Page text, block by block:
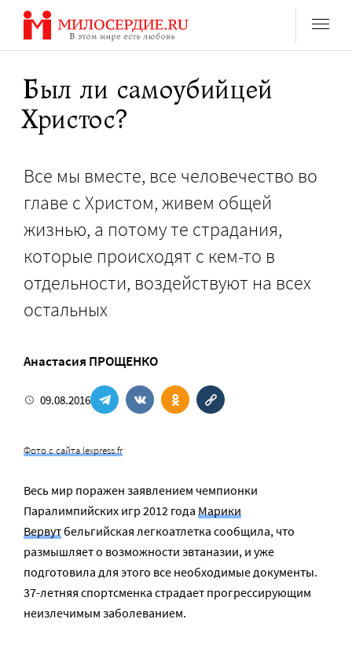
Перейти
содержанию
Был ли самоубийцей
Христос?
Все мы вместе, все человечество во
главе с Христом, живем общей
жизнью, а потому те страдания,
которые происходят с кем-то в
отдельности, воздействуют на всех
остальных
Анастасия ПРОЩЕНКО
09.08.2016
Фото с сайта lexpress.fr
Весь мир поражен заявлением чемпионки
Паралимпийских игр 2012 года Марики
Вервутбельгийская легкоатлетка сообщила, что
размышляет о возможности эвтаназии, и уже
подготовила для этого все необходимые документы.
37-летняя спортсменка страдает прогрессирующим
неизлечимым заболеванием.